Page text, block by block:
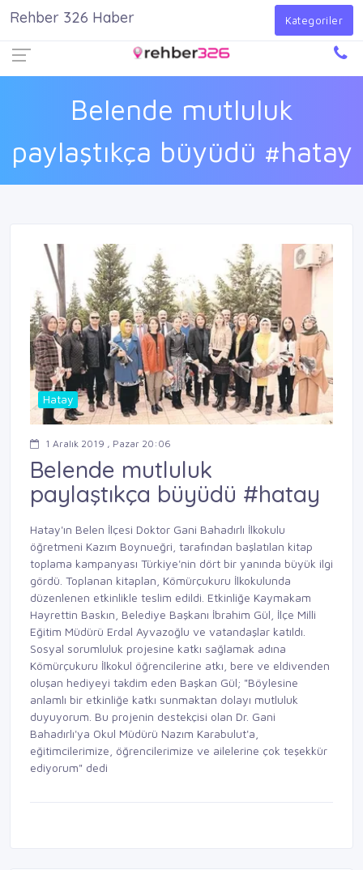
Giriş Yap
Belende mutluluk
paylaştıkça büyüdü #hatay
Rehber 326 Haber Kategoriler
Hatay
1 Aralık 2019 , Pazar 20:06
Belende mutluluk
paylaştıkça büyüdü #hatay
Hatay'ın Belen İlçesi Doktor Gani Bahadırlı İlkokulu
öğretmeni Kazım Boynueğri, tarafından başlatılan kitap
toplama kampanyası Türkiye'nin dört bir yanında büyük ilgi
gördü. Toplanan kitaplan, Kömürçukuru İlkokulunda
düzenlenen etkinlikle teslim edildi. Etkinliğe Kaymakam
Hayrettin Baskın, Belediye Başkanı İbrahim Gül, İlçe Milli
Eğitim Müdürü Erdal Ayvazoğlu ve vatandaşlar katıldı.
Sosyal sorumluluk projesine katkı sağlamak adına
Kömürçukuru İlkokul öğrencilerine atkı, bere ve eldivenden
oluşan hediyeyi takdim eden Başkan Gül; "Böylesine
anlamlı bir etkinliğe katkı sunmaktan dolayı mutluluk
duyuyorum. Bu projenin destekçisi olan Dr. Gani
Bahadırlı'ya Okul Müdürü Nazım Karabulut'a,
eğitimcilerimize, öğrencilerimize ve ailelerine çok teşekkür
ediyorum" dedi